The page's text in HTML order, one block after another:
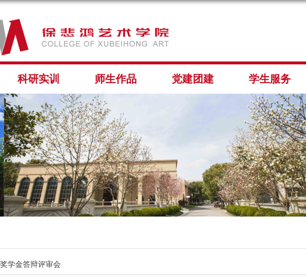
科研实训 师生作品 党建团建 学生服务
学金答辩评审会